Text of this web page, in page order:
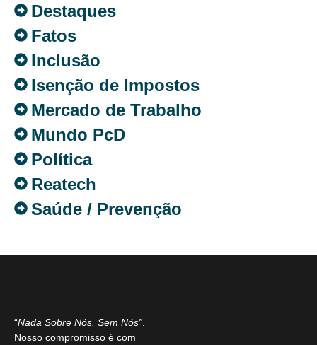
Destaques
Fatos
Inclusão
Isenção de Impostos
Mercado de Trabalho
Mundo PcD
Política
Reatech
Saúde / Prevenção
“Nada Sobre Nós. Sem Nós”
Nosso compromisso é com